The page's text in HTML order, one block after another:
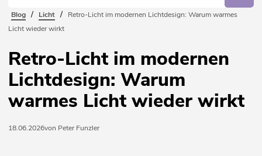
Blog / Licht /
Retro-Licht im modernen Lichtdesign: Warum warmes
Licht wieder wirkt
Retro-Licht im modernen
Lichtdesign: Warum
warmes Licht wieder wirkt
18.06.2026von Peter Funzler